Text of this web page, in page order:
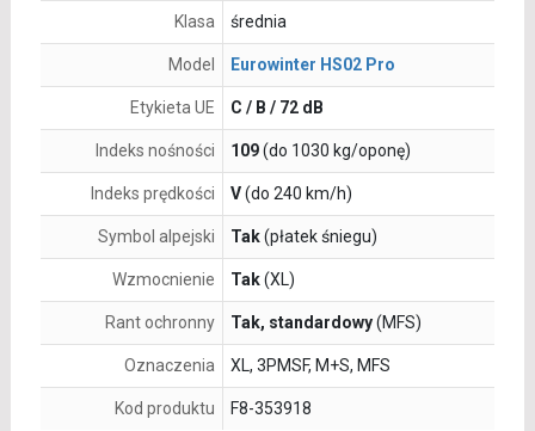
Klasa średnia
Model Eurowinter HS02 Pro
Etykieta UE C / B / 72 dB
Indeks nośności 109(do 1030 kg/oponę)
Indeks prędkości V(do 240 km/h)
Symbol alpejski Tak(płatek śniegu)
Wzmocnienie Tak(XL)
Rant ochronny Tak, standardowy(MFS)
Oznaczenia XL, 3PMSF, M+S, MFS
Kod produktu F8-353918